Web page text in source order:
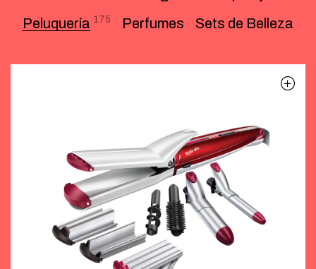
Peluquería 175 Perfumes Sets de Belleza